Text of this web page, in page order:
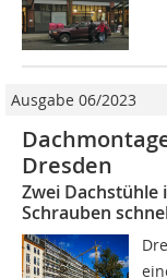
Ausgabe 06/2023
Dresden
Zwei Dachstühle
Schrauben